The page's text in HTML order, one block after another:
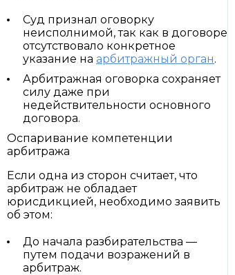
Суд признал оговорку
неисполнимой, так как в договоре
отсутствовало конкретное
указание на арбитражный орган.
Арбитражная оговорка сохраняет
силу даже при
недействительности основного
договора.
Оспаривание компетенции
арбитража
Если одна из сторон считает, что
арбитраж не обладает
юрисдикцией, необходимо заявить
об этом:
До начала разбирательства —
путем подачи возражений в
арбитраж.